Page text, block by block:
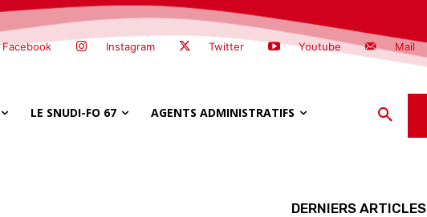
Facebook Instagram Twitter Youtube Mail
LE SNUDI-FO 67 AGENTS ADMINISTRATIFS
DERNIERS ARTICLES